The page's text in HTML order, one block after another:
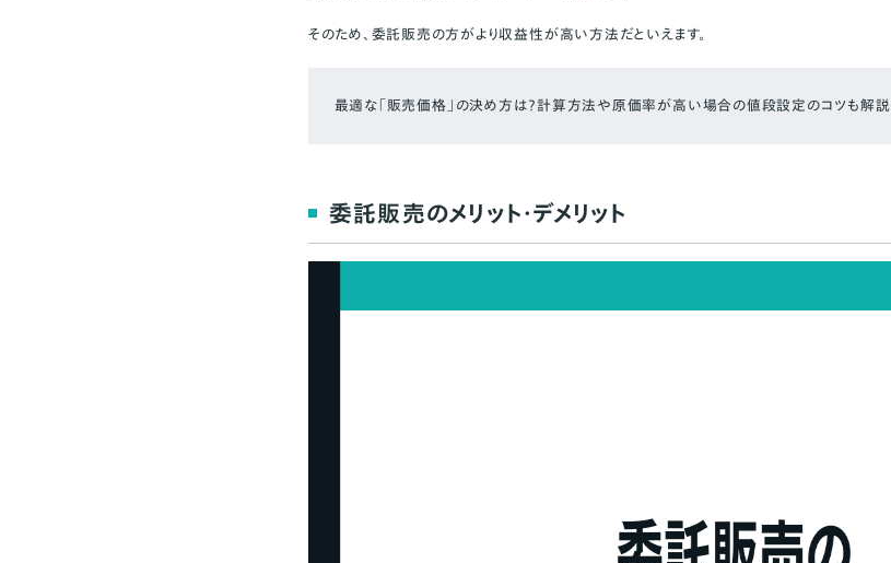
そのため、委託販売の方がより収益性が高い方法だといえます。
最適な「販売価格」の決め方は？計算方法や原価率が高い場合の値段設定のコツも解説
委託販売のメリット・デメリット